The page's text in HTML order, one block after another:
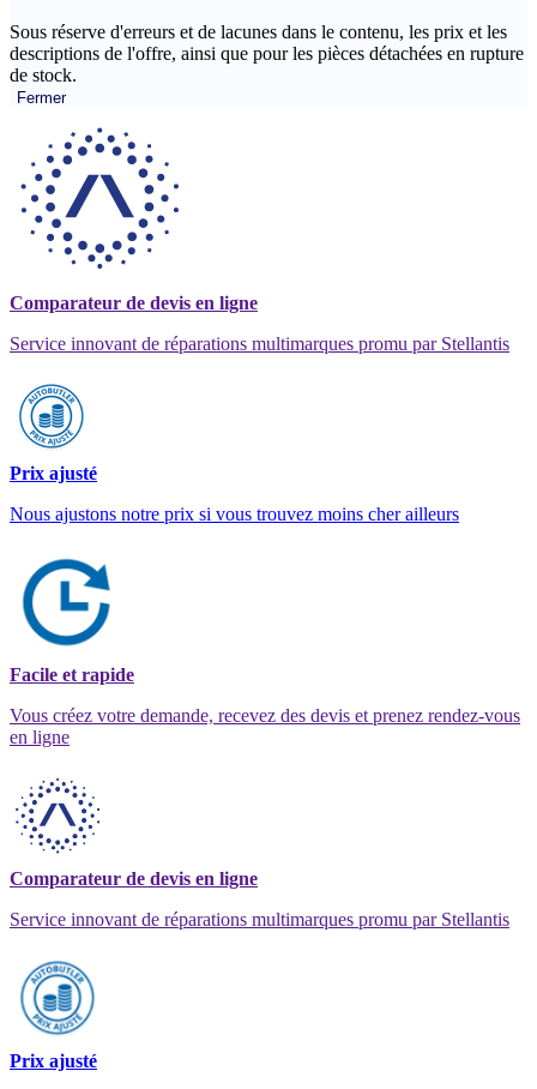
Sous réserve d'erreurs et de lacunes dans le contenu, les prix et les
descriptions de l'offre, ainsi que pour les pièces détachées en rupture
de stock.
Fermer
Comparateur de devis en ligne
Service innovant de réparations multimarques promu par Stellantis
Prix ajusté
Nous ajustons notre prix si vous trouvez moins cher ailleurs
Facile et rapide
Vous créez votre demande, recevez des devis et prenez rendez-vous
en ligne
Comparateur de devis en ligne
Service innovant de réparations multimarques promu par Stellantis
Prix ajusté